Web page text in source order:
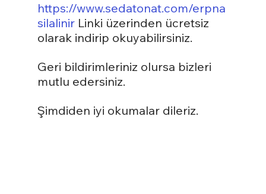
https://www.sedatonat.com/erpna
silalinir Linki üzerinden ücretsiz
olarak indirip okuyabilirsiniz.
Geri bildirimleriniz olursa bizleri
mutlu edersiniz.
Şimdiden iyi okumalar dileriz.